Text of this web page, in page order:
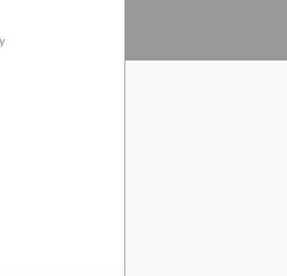
((opent in een nieuw venster))